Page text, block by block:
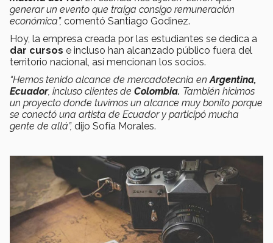
generar un evento que traiga consigo remuneración
económica”, comentó Santiago Godinez.
Hoy, la empresa creada por las estudiantes se dedica a
dar cursos e incluso han alcanzado público fuera del
territorio nacional, así mencionan los socios.
“Hemos tenido alcance de mercadotecnia en Argentina,
Ecuador, incluso clientes de Colombia. También hicimos
un proyecto donde tuvimos un alcance muy bonito porque
se conectó una artista de Ecuador y participó mucha
gente de allá”, dijo Sofía Morales.